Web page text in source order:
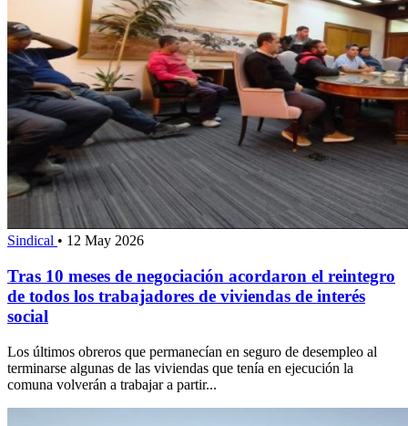
Sindical • 12 May 2026
Tras 10 meses de negociación acordaron el reintegro
de todos los trabajadores de viviendas de interés
social
Los últimos obreros que permanecían en seguro de desempleo al
terminarse algunas de las viviendas que tenía en ejecución la
comuna volverán a trabajar a partir...